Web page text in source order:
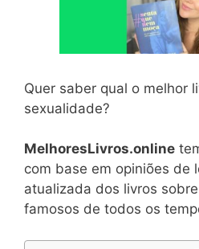
Quer saber qual o melhor
sexualidade?
MelhoresLivros.online
com base em opiniões de
atualizada dos livros
famosos de todos os